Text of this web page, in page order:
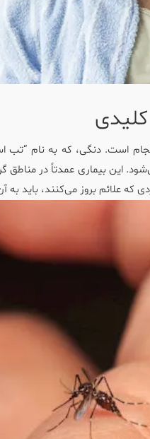
است. دنگی، که به نام
این بیماری عمدتاً در مناطق
که علائم بروز می‌کنند، باید